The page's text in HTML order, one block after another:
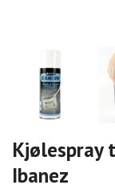
Kjølespray
Ibanez